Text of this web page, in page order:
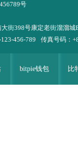
号
街398号康定老街溜溜城
456-789
传真号码：
bitpie钱包 比